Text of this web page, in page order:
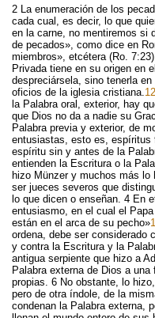
2 La enumeración de los
cada cual, es decir, lo que
en la carne, no mentiremos si
de pecados», como dice en
miembros», etcétera (Ro.
Privada tiene en su origen en
despreciársela, sino tenerla
oficios de la iglesia cristiana.
la Palabra oral, exterior, hay
que Dios no da a nadie su
Palabra previa y exterior, de
entusiastas, esto es, espíritus
espíritu sin y antes de la
entienden la Escritura o la
hizo Münzer y muchos más
ser jueces severos que
lo que dicen o enseñan. 4 En
entusiasmo, en el cual el
están en el arca de su pecho»
ordena, debe ser considerado
y contra la Escritura y la
antigua serpiente que hizo a
Palabra externa de Dios a una
propias. 6 No obstante, lo
pero de otra índole, de la
condenan la Palabra externa,